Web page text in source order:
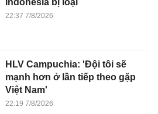
Indonesia bị loại
22:37 7/8/2026
HLV Campuchia: 'Đội tôi sẽ
mạnh hơn ở lần tiếp theo gặp
Việt Nam'
22:19 7/8/2026